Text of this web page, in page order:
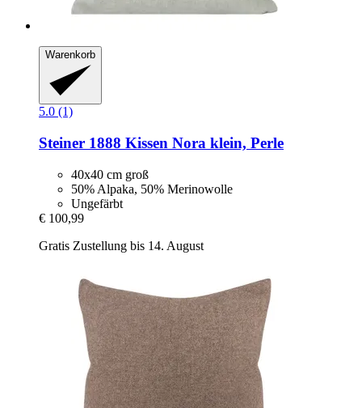
Warenkorb
5.0 (1)
Steiner 1888 Kissen Nora klein, Perle
40x40 cm groß
50% Alpaka, 50% Merinowolle
Ungefärbt
€ 100,99
Gratis Zustellung bis 14. August